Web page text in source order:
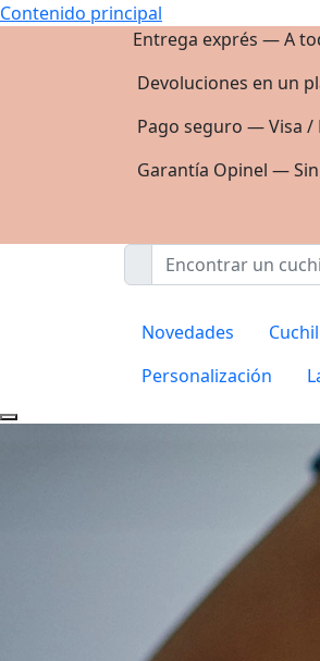
Contenido principal
Entrega exprés — A
Devoluciones en un
Pago seguro — Visa /
Garantía Opinel —
Novedades
Personalización